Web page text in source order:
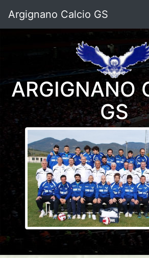
Argignano Calcio GS
ARGIGNANO
GS